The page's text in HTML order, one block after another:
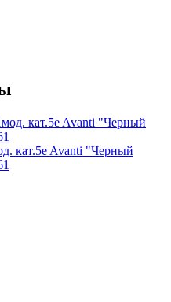
кат.5e Avanti "Черный